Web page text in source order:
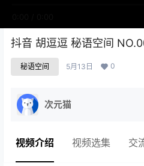
抖音 胡逗逗 秘语空间
秘语空间 5月13日 0
次元猫
视频介绍 视频选集 交